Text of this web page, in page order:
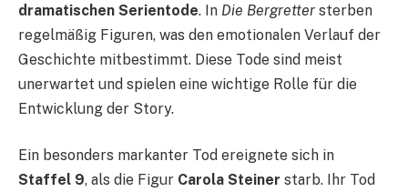
dramatischen Serientode. In Die Bergretter sterben
regelmäßig Figuren, was den emotionalen Verlauf der
Geschichte mitbestimmt. Diese Tode sind meist
unerwartet und spielen eine wichtige Rolle für die
Entwicklung der Story.
Ein besonders markanter Tod ereignete sich in
Staffel 9, als die Figur Carola Steiner starb. Ihr Tod